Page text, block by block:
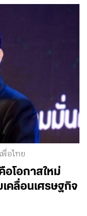
อไทย
อโอกาสใหม่
คลื่อนเศรษฐกิจ